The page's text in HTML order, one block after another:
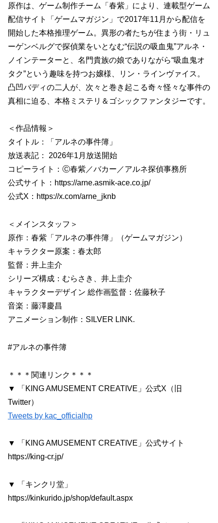
原作は、ゲーム制作チーム「春紫」により、連載型ゲーム
配信サイト「ゲームマガジン」で2017年11月から配信を
開始した本格推理ゲーム。異形の者たちが住まう街・リュ
ーゲンベルグで探偵業をいとなむ“伝説の吸血鬼”アルネ・
ノインテーターと、名門貴族の娘でありながら“吸血鬼オ
タク”という趣味を持つお嬢様、リン・ラインヴァイス。
凸凹バディの二人が、次々と巻き起こる奇々怪々な事件の
真相に迫る、本格ミステリ＆ゴシックファンタジーです。
＜作品情報＞
タイトル：「アルネの事件簿」
放送表記： 2026年1月放送開始
コピーライト：Ⓒ春紫／バカー／アルネ探偵事務所
公式サイト：https://arne.asmik-ace.co.jp/
公式X：https://x.com/arne_jknb
＜メインスタッフ＞
原作：春紫「アルネの事件簿」（ゲームマガジン）
キャラクター原案：春太郎
監督：井上圭介
シリーズ構成：むらさき、井上圭介
キャラクターデザイン 総作画監督：佐藤秋子
音楽：藤澤慶昌
アニメーション制作：SILVER LINK.
#アルネの事件簿
＊＊＊関連リンク＊＊＊
▼ 「KING AMUSEMENT CREATIVE」公式X（旧
Twitter）
Tweets by kac_officialhp
▼ 「KING AMUSEMENT CREATIVE」公式サイト
https://king-cr.jp/
▼ 「キンクリ堂」
https://kinkurido.jp/shop/default.aspx